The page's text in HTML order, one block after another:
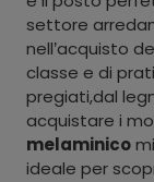
settore
nell’acquisto
classe e di
pregiati,dal
acquistare i
melaminico
ideale per